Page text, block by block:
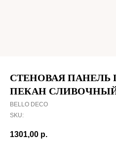
СТЕНОВАЯ ПАНЕЛЬ
ПЕКАН
BELLO DECO
SKU:
1301,00 р.